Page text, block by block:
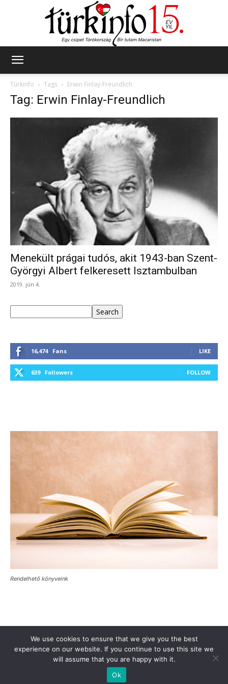
Türkinfo
Tags Erwin Finlay-Freundlich
Tag: Erwin Finlay-Freundlich
Menekült prágai tudós, akit 1943-ban Szent-
Györgyi Albert felkeresett Isztambulban
2019. jún 4.
Search
16,474 Fans LIKE
639 Followers FOLLOW
Rendelhető könyveink
Támogasd a Türkinfót! Kiadványaink
Médiaajánlat
Impresszum
Adatkezelési Tájékoztató ÁSZF
Alapítvány
Rólunk
Kapcsolat
© Turkinfo.hu 2020
We use cookies to ensure that we give you the best
experience on our website. If you continue to use this site we
will assume that you are happy with it.
Ok